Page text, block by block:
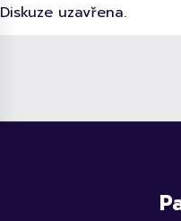
Diskuze uzavřena.